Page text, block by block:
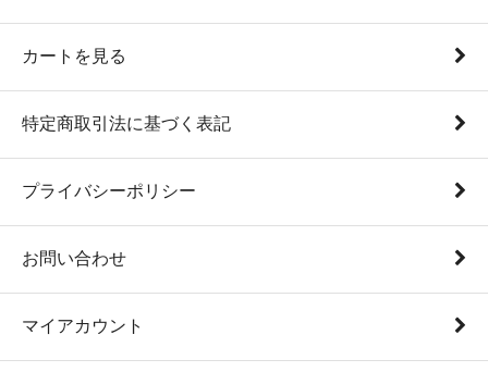
カートを見る
特定商取引法に基づく表記
プライバシーポリシー
お問い合わせ
マイアカウント